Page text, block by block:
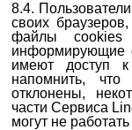
8.4.
своих
файлы cookies
информирующие
имеют доступ
напомнить,
отклонены,
части Сервиса
могут не